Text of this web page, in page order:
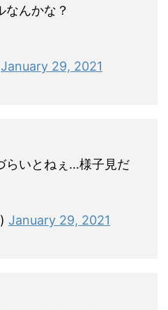
なんかな？
January 29, 2021
らいとねぇ…様子見だ
January 29, 2021